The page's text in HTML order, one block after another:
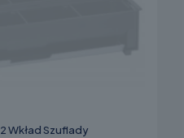
Wkład Szuflady